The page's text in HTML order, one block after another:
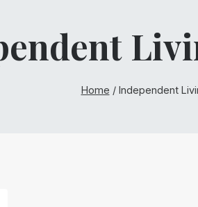
Home / Independent